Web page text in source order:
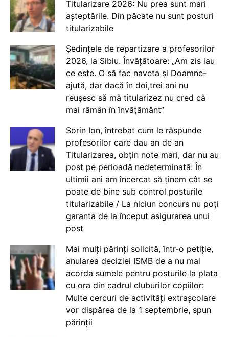
Titularizare 2026: Nu prea sunt mari
așteptările. Din păcate nu sunt posturi
titularizabile
Ședințele de repartizare a profesorilor
2026, la Sibiu. Învățătoare: „Am zis iau
ce este. O să fac naveta și Doamne-
ajută, dar dacă în doi,trei ani nu
reușesc să mă titularizez nu cred că
mai rămân în învățământ”
Sorin Ion, întrebat cum le răspunde
profesorilor care dau an de an
Titularizarea, obțin note mari, dar nu au
post pe perioadă nedeterminată: În
ultimii ani am încercat să ținem cât se
poate de bine sub control posturile
titularizabile / La niciun concurs nu poți
garanta de la început asigurarea unui
post
Mai mulți părinți solicită, într-o petiție,
anularea deciziei ISMB de a nu mai
acorda sumele pentru posturile la plata
cu ora din cadrul cluburilor copiilor:
Multe cercuri de activități extrașcolare
vor dispărea de la 1 septembrie, spun
părinții